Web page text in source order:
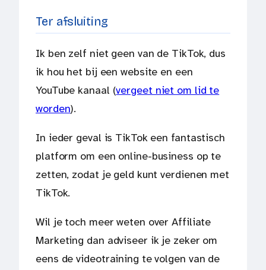
Ter afsluiting
Ik ben zelf niet geen van de TikTok, dus
ik hou het bij een website en een
YouTube kanaal (vergeet niet om lid te
worden).
In ieder geval is TikTok een fantastisch
platform om een online-business op te
zetten, zodat je geld kunt verdienen met
TikTok.
Wil je toch meer weten over Affiliate
Marketing dan adviseer ik je zeker om
eens de videotraining te volgen van de